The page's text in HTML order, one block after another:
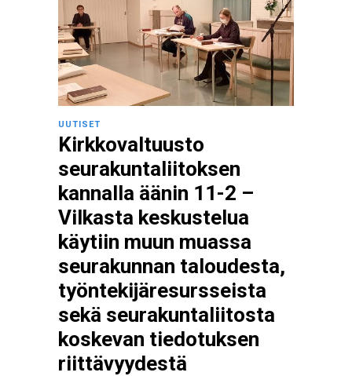
UUTISET
Kirkkovaltuusto
seurakuntaliitoksen
kannalla äänin 11-2 –
Vilkasta keskustelua
käytiin muun muassa
seurakunnan taloudesta,
työntekijäresursseista
sekä seurakuntaliitosta
koskevan tiedotuksen
riittävyydestä